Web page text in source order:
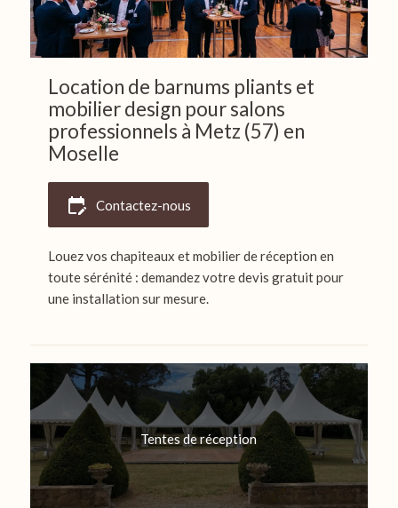
Location de barnums pliants et
mobilier design pour salons
professionnels à Metz (57) en
Moselle
edit_calendar Contactez-nous
Louez vos chapiteaux et mobilier de réception en
toute sérénité : demandez votre devis gratuit pour
une installation sur mesure.
Tentes de réception